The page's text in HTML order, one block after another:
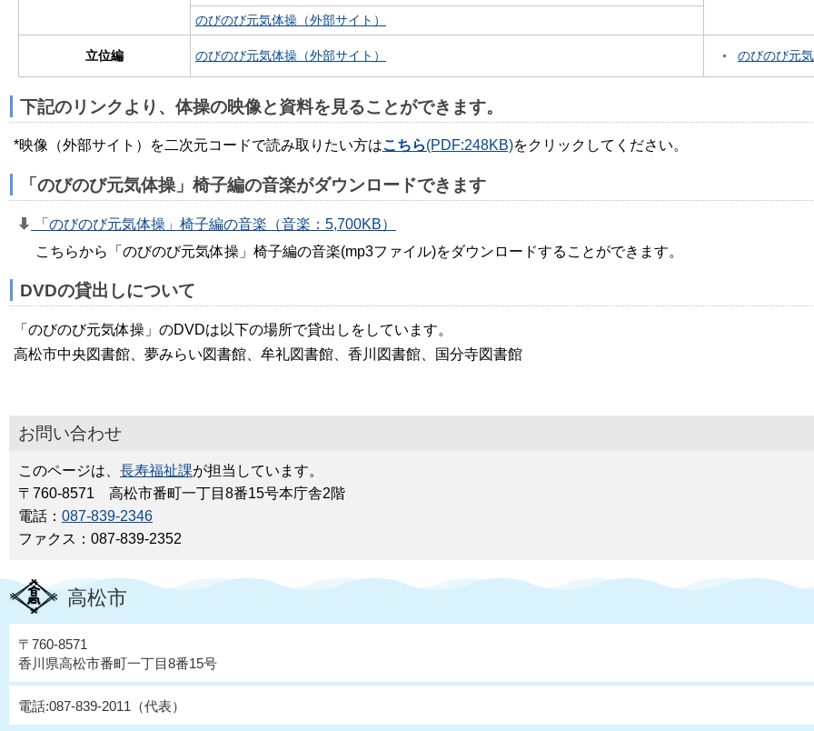
のびのび元気体操（外部サイト）
立位編 のびのび元気体操（外部サイト） のびのび元
下記のリンクより、体操の映像と資料を見ることができます。
*映像（外部サイト）を二次元コードで読み取りたい方はこちら(PDF:248KB)をクリックしてください。
「のびのび元気体操」椅子編の音楽がダウンロードできます
「のびのび元気体操」椅子編の音楽（音楽：5,700KB）
こちらから「のびのび元気体操」椅子編の音楽(mp3ファイル)をダウンロードすることができます。
DVDの貸出しについて
「のびのび元気体操」のDVDは以下の場所で貸出しをしています。
高松市中央図書館、夢みらい図書館、牟礼図書館、香川図書館、国分寺図書館
お問い合わせ
このページは、 長寿福祉課が担当しています。
〒760-8571 高松市番町一丁目8番15号本庁舎2階
電話： 087-839-2346
ファクス：087-839-2352
高松市
〒760-8571
香川県高松市番町一丁目8番15号
電話:087-839-2011（代表）